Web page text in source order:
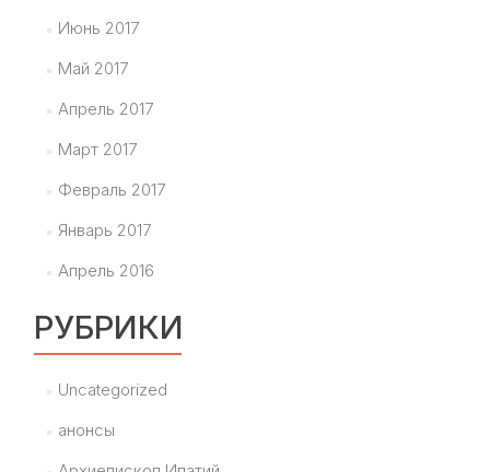
Июнь 2017
Май 2017
Апрель 2017
Март 2017
Февраль 2017
Январь 2017
Апрель 2016
РУБРИКИ
Uncategorized
анонсы